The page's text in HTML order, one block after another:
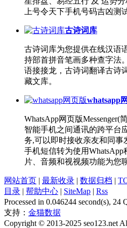
上号令天下手机号码吉凶测
古诗词库
古诗词库为您提供在线汉语
持部首拼音笔画多种查字法
语接接龙，古诗词翻译古诗
藏文库。
whatsapp
WhatsApp网页版Messenger(
智能手机之间通讯的跨平台
务,可以即时接收亲友和同事
手机短信转为使用
片、音频和视视频功能为您
网站首页 | 最新收录 | 数据归档 |
目录 | 帮助中心 | SiteMap | Rss
Processed in 0.046244 second(s),
支持： 金猫数据
Copyright © 2013-2025 seo123.net